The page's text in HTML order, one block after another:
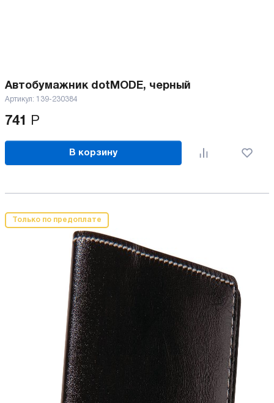
Автобумажник dotMODE, черный
Артикул: 139-230384
741 Р
В корзину
Только по предоплате